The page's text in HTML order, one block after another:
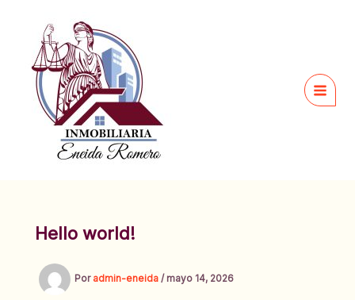
contenido
Hello world!
Por admin-eneida / mayo 14, 2026